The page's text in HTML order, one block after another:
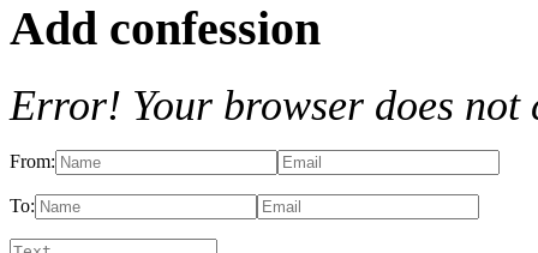
Add confession
Error! Your browser does not
From:
To: